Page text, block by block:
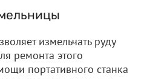
измельчать руду
ремонта этого
портативного станка